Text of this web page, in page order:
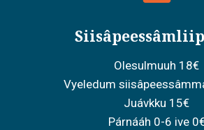
Olesulmuuh 18€
Vyeledum
Juávkku 15€
Párnááh 0-6 ive